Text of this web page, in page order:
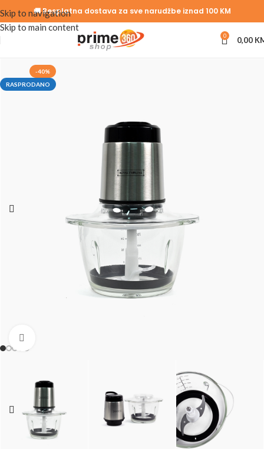
Skip to navigation
Skip to main content
🚚 Besplatna dostava za sve narudžbe iznad 100 KM
0 0,00
-40%
RASPRODANO